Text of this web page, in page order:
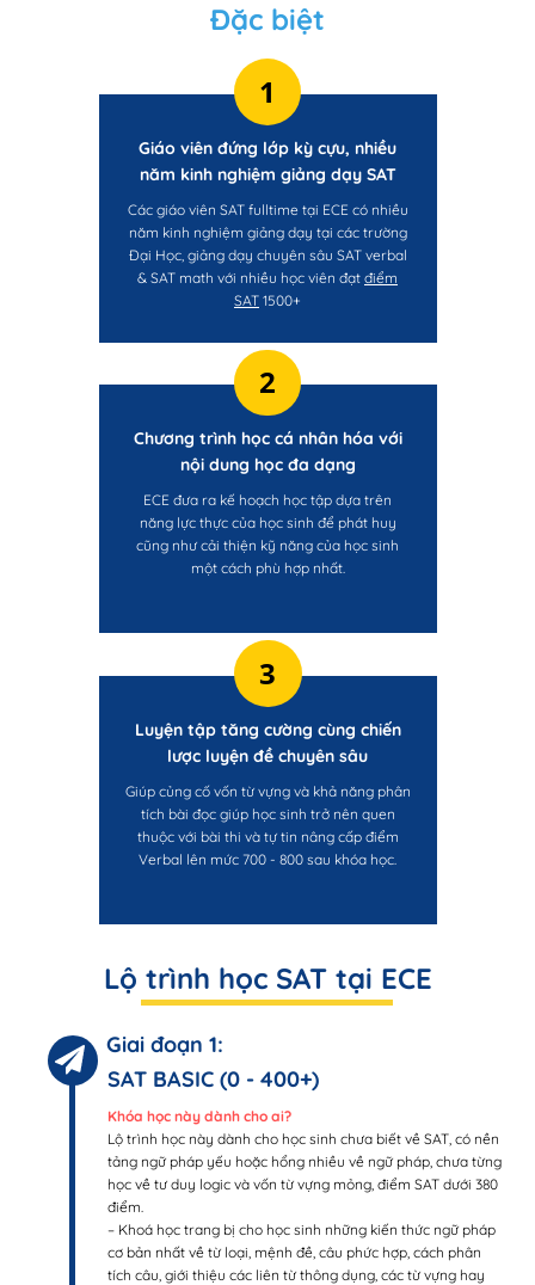
Giáo viên đứng lớp kỳ cựu, nhiều
năm kinh nghiệm giảng dạy SAT
Các giáo viên SAT fulltime tại ECE có nhiều
năm kinh nghiệm giảng dạy tại các trường
Đại Học, giảng dạy chuyên sâu SAT verbal
& SAT math với nhiều học viên đạt điểm
SAT 1500+
1
Chương trình học cá nhân hóa với
nội dung học đa dạng
ECE đưa ra kế hoạch học tập dựa trên
năng lực thực của học sinh để phát huy
cũng như cải thiện kỹ năng của học sinh
một cách phù hợp nhất.
2
Luyện tập tăng cường cùng chiến
lược luyện đề chuyên sâu
Giúp củng cố vốn từ vựng và khả năng phân
tích bài đọc giúp học sinh trở nên quen
thuộc với bài thi và tự tin nâng cấp điểm
Verbal lên mức 700 - 800 sau khóa học.
3
Lộ trình học SAT tại ECE
Giai đoạn 1:
SAT BASIC (0 - 400+)
Khóa học này dành cho ai?
Lộ trình học này dành cho học sinh chưa biết về SAT, có nền
tảng ngữ pháp yếu hoặc hổng nhiều về ngữ pháp, chưa từng
học về tư duy logic và vốn từ vựng mỏng, điểm SAT dưới 380
điểm.
– Khoá học trang bị cho học sinh những kiến thức ngữ pháp
cơ bản nhất về từ loại, mệnh đề, câu phức hợp, cách phân
tích câu, giới thiệu các liên từ thông dụng, các từ vựng hay
Đặc biệt